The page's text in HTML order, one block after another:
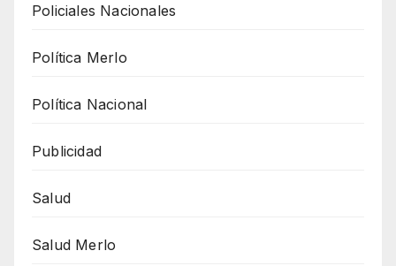
Policiales Nacionales
Política Merlo
Política Nacional
Publicidad
Salud
Salud Merlo